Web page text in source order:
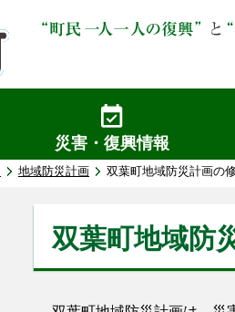
災害・復興情報
地域防災計画 双葉町地域防災計画の
双葉町地域防